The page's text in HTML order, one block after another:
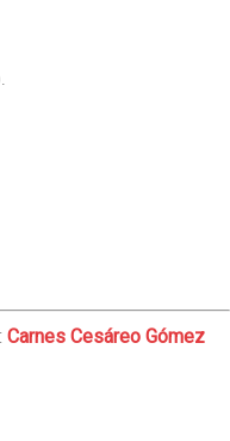
Carnes Cesáreo Gómez